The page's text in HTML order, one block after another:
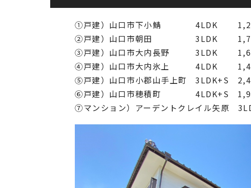
反社会的勢力に対する基本方針
カスタマーハラスメントに対する基本方針
企業情報
グループ各社概
トップメッセー
田村ビルズグル
の歴史
①戸建）山口市下小鯖 4LDK
②戸建）山口市朝田 3LDK
③戸建）山口市大内長野 3LDK
④戸建）山口市大内氷上 4LDK
⑤戸建）山口市小郡山手上町 3LDK+S
⑥戸建）山口市穂積町 4LDK+S
⑦マンション）アーデントクレイル矢原